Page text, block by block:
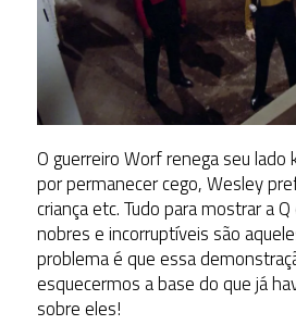
O guerreiro Worf renega seu lado
por permanecer cego, Wesley
criança etc. Tudo para mostrar a
nobres e incorruptíveis são
problema é que essa
esquecermos a base do que já
sobre eles!